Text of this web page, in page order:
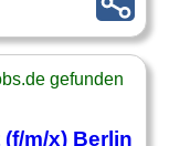
gefunden
(f/m/x) Berlin